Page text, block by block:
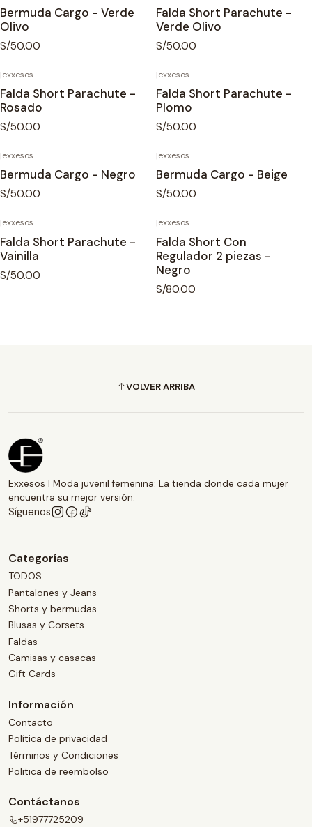
Bermuda Cargo - Verde
Olivo
S/50.00
Falda Short Parachute -
Verde Olivo
S/50.00
|exxesos
Falda Short Parachute -
Rosado
S/50.00
|exxesos
Falda Short Parachute -
Plomo
S/50.00
|exxesos
Bermuda Cargo - Negro
S/50.00
|exxesos
Bermuda Cargo - Beige
S/50.00
|exxesos
Falda Short Parachute -
Vainilla
S/50.00
|exxesos
Falda Short Con
Regulador 2 piezas -
Negro
S/80.00
VOLVER ARRIBA
Exxesos | Moda juvenil femenina: La tienda donde cada mujer
encuentra su mejor versión.
Síguenos
Categorías
TODOS
Pantalones y Jeans
Shorts y bermudas
Blusas y Corsets
Faldas
Camisas y casacas
Gift Cards
Información
Contacto
Política de privacidad
Términos y Condiciones
Politica de reembolso
Contáctanos
+51977725209